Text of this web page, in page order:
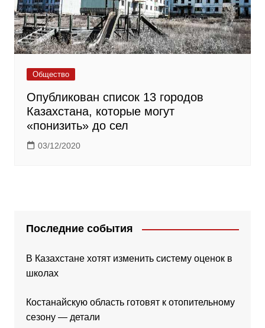
Общество
Опубликован список 13 городов
Казахстана, которые могут
«понизить» до сел
03/12/2020
Последние события
В Казахстане хотят изменить систему оценок в
школах
Костанайскую область готовят к отопительному
сезону — детали